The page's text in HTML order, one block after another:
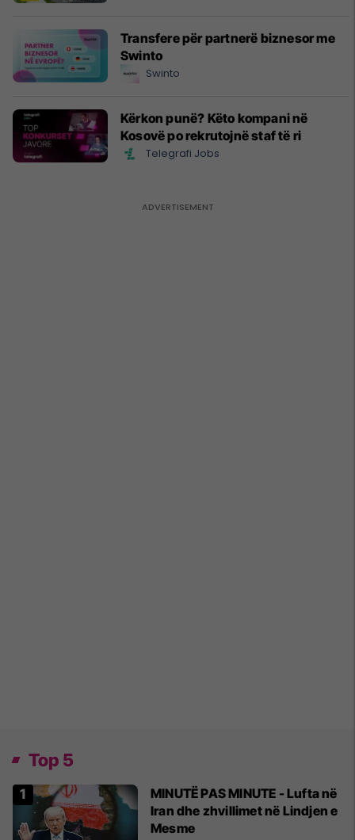
Transfere për partnerë biznesor me
Swinto
Swinto
Kërkon punë? Këto kompani në
Kosovë po rekrutojnë staf të ri
Telegrafi Jobs
Top 5
MINUTË PAS MINUTE - Lufta në
Iran dhe zhvillimet në Lindjen e
Mesme